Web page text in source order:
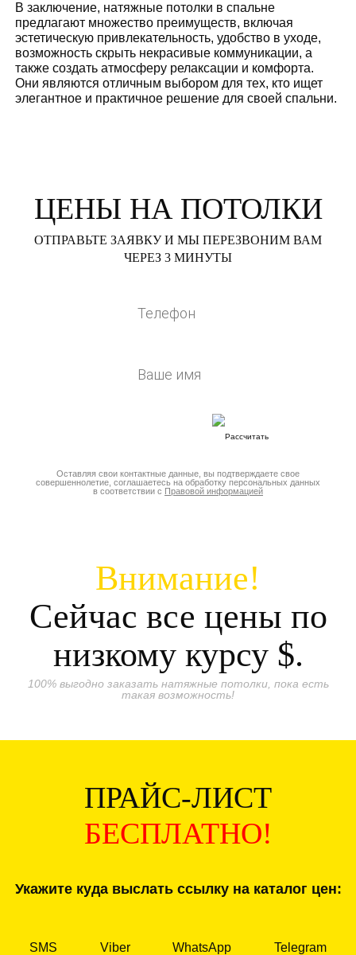
В заключение, натяжные потолки в спальне
предлагают множество преимуществ, включая
эстетическую привлекательность, удобство в уходе,
возможность скрыть некрасивые коммуникации, а
также создать атмосферу релаксации и комфорта.
Они являются отличным выбором для тех, кто ищет
элегантное и практичное решение для своей спальни.
ЦЕНЫ НА ПОТОЛКИ
ОТПРАВЬТЕ ЗАЯВКУ И МЫ ПЕРЕЗВОНИМ ВАМ
ЧЕРЕЗ 3 МИНУТЫ
Оставляя свои контактные данные, вы подтверждаете свое
совершеннолетие, соглашаетесь на обработку персональных данных
в соответствии с Правовой информацией
Внимание!
Сейчас все цены по
низкому курсу $.
100% выгодно заказать натяжные потолки, пока есть
такая возможность!
ПРАЙС-ЛИСТ
БЕСПЛАТНО!
Укажите куда выслать ссылку на каталог цен:
SMS Viber WhatsApp Telegram